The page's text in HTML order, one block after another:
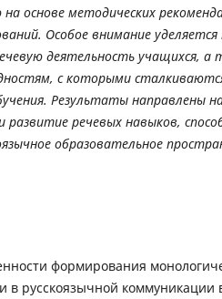
основе методических
Особое внимание
деятельность учащихся, а
с которыми
Результаты направлены
развитие речевых навыков,
образовательное
формирования
в русскоязычной коммуникации